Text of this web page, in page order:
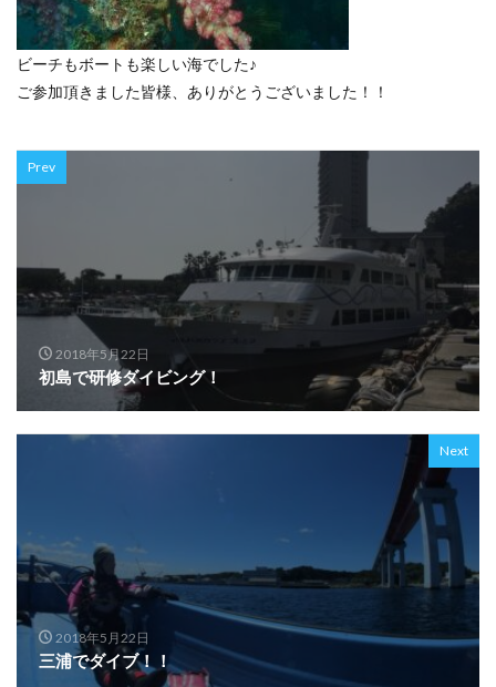
ビーチもボートも楽しい海でした♪
ご参加頂きました皆様、ありがとうございました！！
Prev
2018年5月22日
初島で研修ダイビング！
Next
2018年5月22日
三浦でダイブ！！